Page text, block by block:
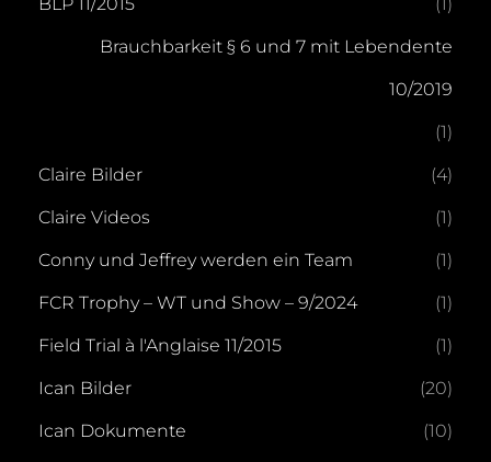
Brauchbarkeit § 6 und 7 mit Lebendente
10/2019
(1)
Claire Bilder (4)
Claire Videos (1)
Conny und Jeffrey werden ein Team (1)
FCR Trophy – WT und Show – 9/2024 (1)
Field Trial à l'Anglaise 11/2015 (1)
Ican Bilder (20)
Ican Dokumente (10)